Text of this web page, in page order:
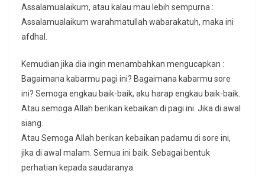
Assalamualaikum, atau kalau mau lebih sempurna :
Assalamualaikum warahmatullah wabarakatuh, maka ini
afdhal.
Kemudian jika dia ingin menambahkan mengucapkan :
Bagaimana kabarmu pagi ini? Bagaimana kabarmu sore
ini? Semoga engkau baik-baik, aku harap engkau baik-baik.
Atau semoga Allah berikan kebaikan di pagi ini. Jika di awal
siang.
Atau Semoga Allah berikan kebaikan padamu di sore ini,
jika di awal malam. Semua ini baik. Sebagai bentuk
perhatian kepada saudaranya.